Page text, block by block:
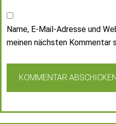
Name, E-Mail-Adresse und
meinen nächsten Kommentar